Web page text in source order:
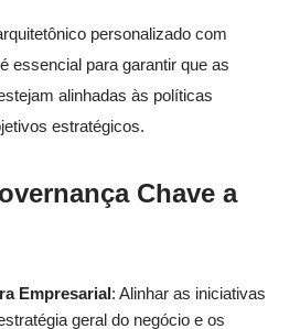
personalizado com
essencial para garantir que as
alinhadas às políticas
estratégicos.
Chave a
Empresarial: Alinhar as iniciativas
geral do negócio e os